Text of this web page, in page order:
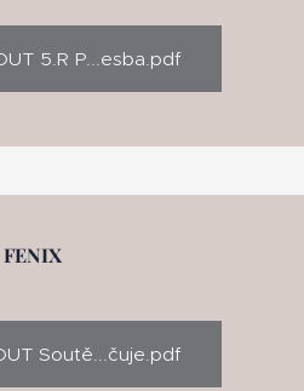
5.R P...esba.pdf
FENIX
Soutě...čuje.pdf